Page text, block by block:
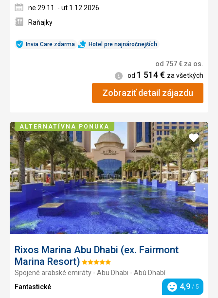
Invia Care zdarma Hotel pre najnáročnejších
ne 29.11. - ut 1.12.2026
Raňajky
od 757€ za os.
Informácie
od 1 514€ za všetkých
Zobraziť detail zájazdu
Rixos Marina Abu Dhabi (ex. Fairmont
Marina Resort) Hodnotenie:
5/5
Spojené arabské emiráty - Abu Dhabi - Abú Dhabí
Fantastické
Hodnotenie
4,9 / 5
Pridať
do
ALTERNATÍVNA PONUKA